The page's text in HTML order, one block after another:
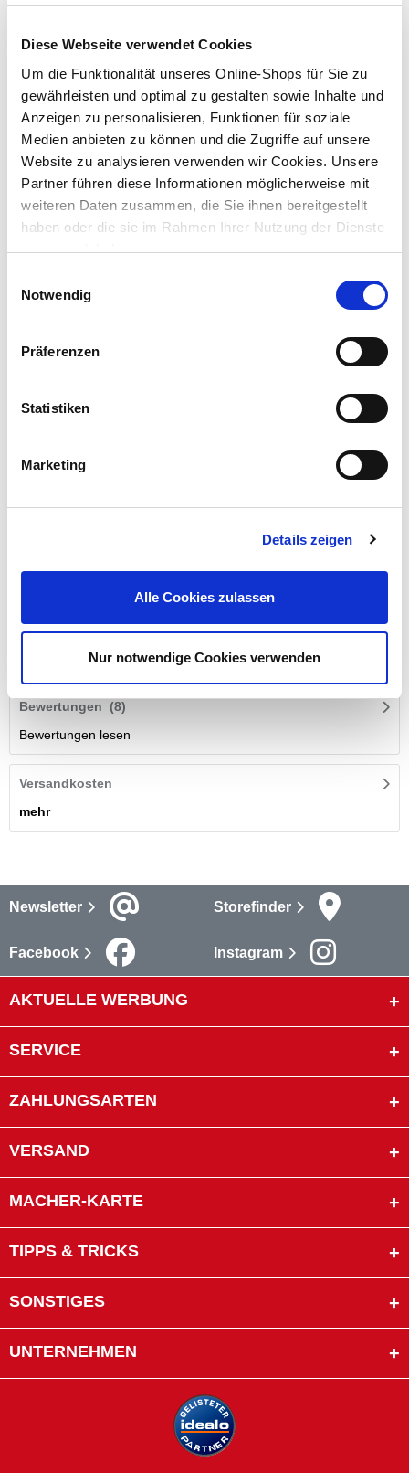
Diese Webseite verwendet Cookies
Um die Funktionalität unseres Online-Shops für Sie zu
gewährleisten und optimal zu gestalten sowie Inhalte und
Anzeigen zu personalisieren, Funktionen für soziale
Medien anbieten zu können und die Zugriffe auf unsere
Website zu analysieren verwenden wir Cookies. Unsere
Partner führen diese Informationen möglicherweise mit
weiteren Daten zusammen, die Sie ihnen bereitgestellt
haben oder die sie im Rahmen Ihrer Nutzung der Dienste
gesammelt haben.
Notwendig
Präferenzen
Statistiken
Marketing
Details zeigen
Alle Cookies zulassen
Nur notwendige Cookies verwenden
Menge
In den Warenkorb
Merken
ZUBEHÖR UND PASSENDE ARTIKEL:
18,95 €
Technologie (COB) für eine gleichmäßige Ausleuchtung ohne
Schattenränder. Mit Magnetfuß und integrierter Taschenlampe.
Bewertungen (8)
Bewertungen lesen
Versandkosten
mehr
Newsletter Storefinder
Facebook Instagram
AKTUELLE WERBUNG
SERVICE
ZAHLUNGSARTEN
VERSAND
MACHER-KARTE
TIPPS & TRICKS
SONSTIGES
UNTERNEHMEN